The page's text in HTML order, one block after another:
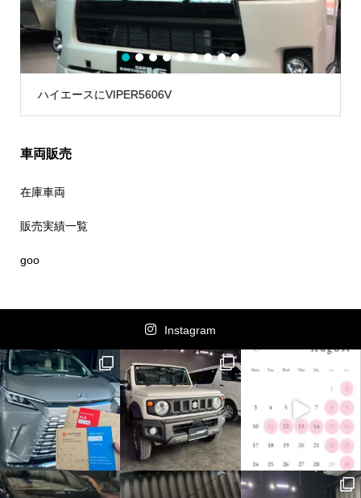
ランドクルーザー300 に CLIFFORD
1 2 3 4 5 6 7 8 9
車両販売
在庫車両
販売実績一覧
goo
Instagram